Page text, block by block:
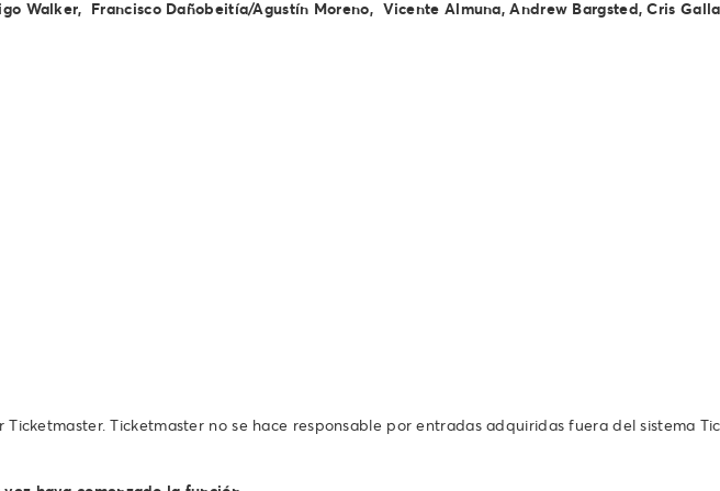
Walker, Francisco Dañobeitía/Agustín Moreno, Vicente Almuna, Andrew Bargsted, Cris
Ticketmaster. Ticketmaster no se hace responsable por entradas adquiridas fuera del sistema